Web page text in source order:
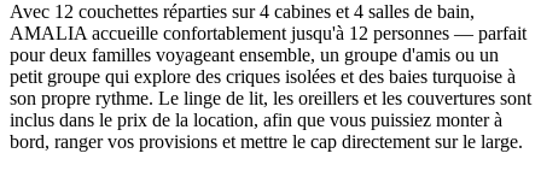
Avec 12 couchettes réparties sur 4 cabines et 4 salles de bain,
AMALIA accueille confortablement jusqu'à 12 personnes — parfait
pour deux familles voyageant ensemble, un groupe d'amis ou un
petit groupe qui explore des criques isolées et des baies turquoise à
son propre rythme. Le linge de lit, les oreillers et les couvertures sont
inclus dans le prix de la location, afin que vous puissiez monter à
bord, ranger vos provisions et mettre le cap directement sur le large.